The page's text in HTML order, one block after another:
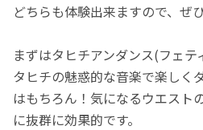
どちらも体験出来ますので、
まずはタヒチアンダンス(フェテ
タヒチの魅惑的な音楽で楽しく
はもちろん！気になるウエスト
に抜群に効果的です。